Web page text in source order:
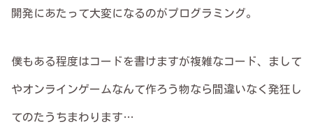
開発にあたって大変になるのがプログラミング。
僕もある程度はコードを書けますが複雑なコード、まして
やオンラインゲームなんて作ろう物なら間違いなく発狂し
てのたうちまわります…